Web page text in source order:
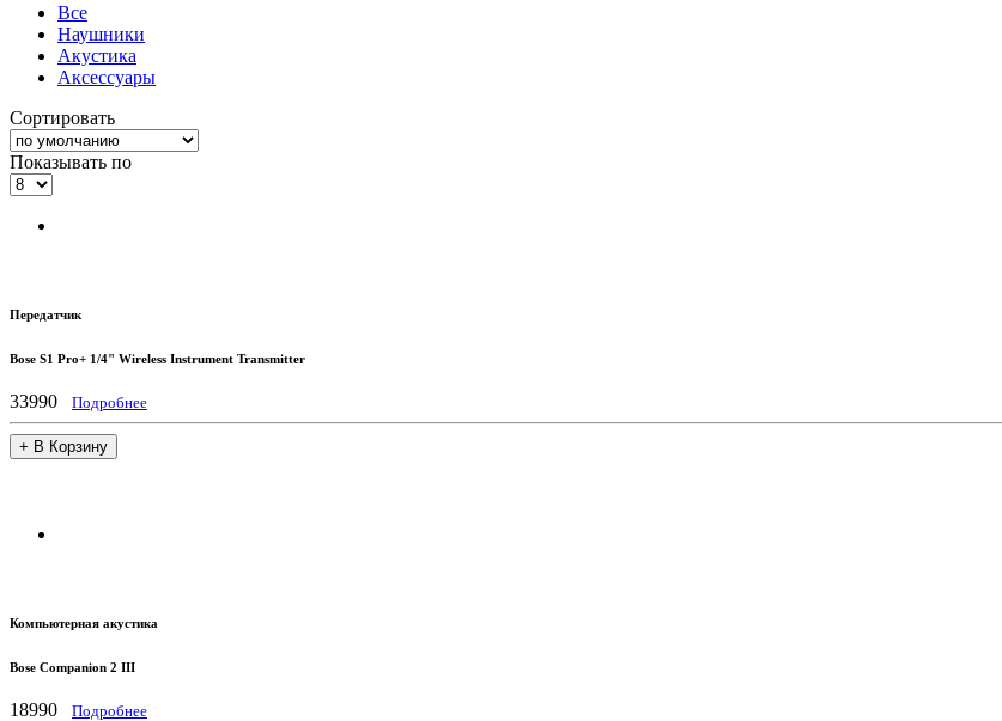
Все
Наушники
Акустика
Аксессуары
Сортировать
Показывать по
Передатчик
Bose S1 Pro+ 1/4" Wireless Instrument Transmitter
33990 Подробнее
+ В Корзину
Компьютерная акустика
Bose Companion 2 III
18990 Подробнее